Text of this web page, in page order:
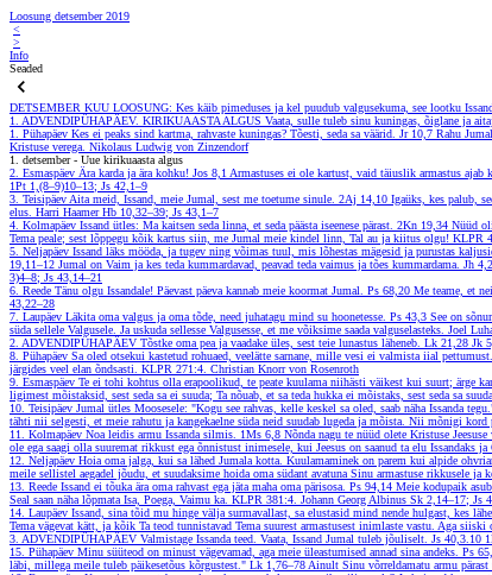
Loosung detsember 2019
<
>
Info
Seaded
DETSEMBER KUU LOOSUNG: Kes käib pimeduses ja kel puudub valgusekuma, see lootku
1. ADVENDIPÜHAPÄEV. KIRIKUAASTA ALGUS Vaata, sulle tuleb sinu kuningas, õiglane ja
1. Pühapäev Kes ei peaks sind kartma, rahvaste kuningas? Tõesti, seda sa väärid. Jr 10,7 Rahu
Kristuse verega. Nikolaus Ludwig von Zinzendorf
1. detsember - Uue kirikuaasta algus
2. Esmaspäev Ära karda ja ära kohku! Jos 8,1 Armastuses ei ole kartust, vaid täiuslik armastus ajab
1Pt 1,(8–9)10–13; Js 42,1–9
3. Teisipäev Aita meid, Issand, meie Jumal, sest me toetume sinule. 2Aj 14,10 Igaüks, kes palub,
elus. Harri HaamerHb 10,32–39; Js 43,1–7
4. Kolmapäev Issand ütles: Ma kaitsen seda linna, et seda päästa iseenese pärast. 2Kn 19,34 Nüüd
Tema peale; sest lõppegu kõik kartus siin, me Jumal meie kindel linn, Tal au ja kiitus olgu! KLPR
5. Neljapäev Issand läks mööda, ja tugev ning võimas tuul, mis lõhestas mägesid ja purustas
19,11–12 Jumal on Vaim ja kes teda kummardavad, peavad teda vaimus ja tões kummardama. Jh
3)4–8; Js 43,14–21
6. Reede Tänu olgu Issandale! Päevast päeva kannab meie koormat Jumal. Ps 68,20 Me teame, et
43,22–28
7. Laupäev Läkita oma valgus ja oma tõde, need juhatagu mind su hoonetesse. Ps 43,3 See on
süda sellele Valgusele. Ja uskuda sellesse Valgusesse, et me võiksime saada valguselasteks. Joel
2. ADVENDIPÜHAPÄEV Tõstke oma pea ja vaadake üles, sest teie lunastus läheneb. Lk 21,28 Jk
8. Pühapäev Sa oled otsekui kastetud rohuaed, veelätte sarnane, mille vesi ei valmista iial pettumust.
järgides veel elan õndsasti. KLPR 271:4. Christian Knorr von Rosenroth
9. Esmaspäev Te ei tohi kohtus olla erapoolikud, te peate kuulama niihästi väikest kui suurt; ärge
ligimest mõistaksid, sest seda sa ei suuda; Ta nõuab, et sa teda hukka ei mõistaks, sest seda sa
10. Teisipäev Jumal ütles Moosesele: "Kogu see rahvas, kelle keskel sa oled, saab näha Issanda
tähti nii selgesti, et meie rahutu ja kangekaelne süda neid suudab lugeda ja mõista. Nii mõnigi
11. Kolmapäev Noa leidis armu Issanda silmis. 1Ms 6,8 Nõnda nagu te nüüd olete Kristuse
ole ega saagi olla suuremat rikkust ega õnnistust inimesele, kui Jeesus on saanud ta elu Issandaks ja
12. Neljapäev Hoia oma jalga, kui sa lähed Jumala kotta. Kuulamaminek on parem kui alpide
meile sellistel aegadel jõudu, et suudaksime hoida oma südant avatuna Sinu armastuse rikkusele
13. Reede Issand ei tõuka ära oma rahvast ega jäta maha oma pärisosa. Ps 94,14 Meie kodupaik
Seal saan näha lõpmata Isa, Poega, Vaimu ka. KLPR 381:4. Johann Georg Albinus Sk 2,14–17; Js
14. Laupäev Issand, sina tõid mu hinge välja surmavallast, sa elustasid mind nende hulgast, kes
Tema vägevat kätt, ja kõik Ta teod tunnistavad Tema suurest armastusest inimlaste vastu. Aga
3. ADVENDIPÜHAPÄEV Valmistage Issanda teed. Vaata, Issand Jumal tuleb jõuliselt. Js 40,3.10
15. Pühapäev Minu süüteod on minust vägevamad, aga meie üleastumised annad sina andeks. Ps
läbi, millega meile tuleb päikesetõus kõrgustest." Lk 1,76–78 Ainult Sinu võrreldamatu armu